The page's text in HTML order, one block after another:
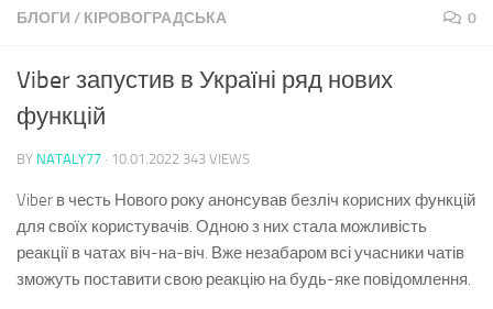
БЛОГИ / КІРОВОГРАДСЬКА 0
Viber запустив в Україні ряд нових
функцій
BY NATALY77 · 10.01.2022 343 VIEWS
Viber в честь Нового року анонсував безліч корисних функцій
для своїх користувачів. Одною з них стала можливість
реакції в чатах віч-на-віч. Вже незабаром всі учасники чатів
зможуть поставити свою реакцію на будь-яке повідомлення.